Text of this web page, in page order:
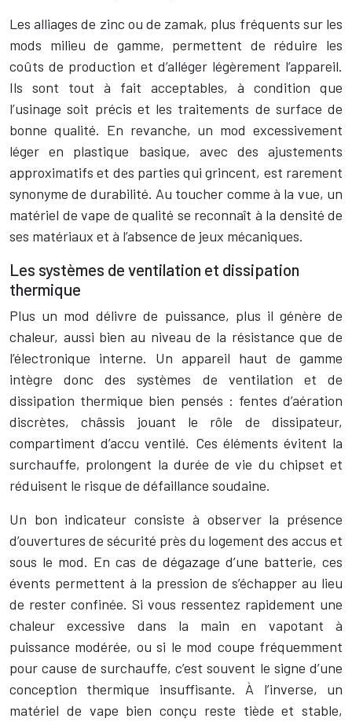
Les alliages de zinc ou de zamak, plus fréquents sur les
mods milieu de gamme, permettent de réduire les
coûts de production et d’alléger légèrement l’appareil.
Ils sont tout à fait acceptables, à condition que
l’usinage soit précis et les traitements de surface de
bonne qualité. En revanche, un mod excessivement
léger en plastique basique, avec des ajustements
approximatifs et des parties qui grincent, est rarement
synonyme de durabilité. Au toucher comme à la vue, un
matériel de vape de qualité se reconnaît à la densité de
ses matériaux et à l’absence de jeux mécaniques.
Les systèmes de ventilation et dissipation
thermique
Plus un mod délivre de puissance, plus il génère de
chaleur, aussi bien au niveau de la résistance que de
l’électronique interne. Un appareil haut de gamme
intègre donc des systèmes de ventilation et de
dissipation thermique bien pensés : fentes d’aération
discrètes, châssis jouant le rôle de dissipateur,
compartiment d’accu ventilé. Ces éléments évitent la
surchauffe, prolongent la durée de vie du chipset et
réduisent le risque de défaillance soudaine.
Un bon indicateur consiste à observer la présence
d’ouvertures de sécurité près du logement des accus et
sous le mod. En cas de dégazage d’une batterie, ces
évents permettent à la pression de s’échapper au lieu
de rester confinée. Si vous ressentez rapidement une
chaleur excessive dans la main en vapotant à
puissance modérée, ou si le mod coupe fréquemment
pour cause de surchauffe, c’est souvent le signe d’une
conception thermique insuffisante. À l’inverse, un
matériel de vape bien conçu reste tiède et stable,